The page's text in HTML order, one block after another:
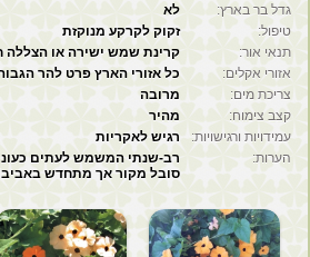
גדל בר בארץ:
לא
טיפול:
זקוק לקרקע מנוקזת
תנאי אור:
קרינת שמש ישירה או הצללה
אזורי אקלים:
כל אזורי הארץ פרט להר
צריכת מים:
מרובה
קצב צימוח:
מהיר
עמידויות ורגישויות:
רגיש לאקריות
הערות:
רב-שנתי המשמש לעתים
סובל מקור אך מתחדש באביב
לקוחות סיטונאים